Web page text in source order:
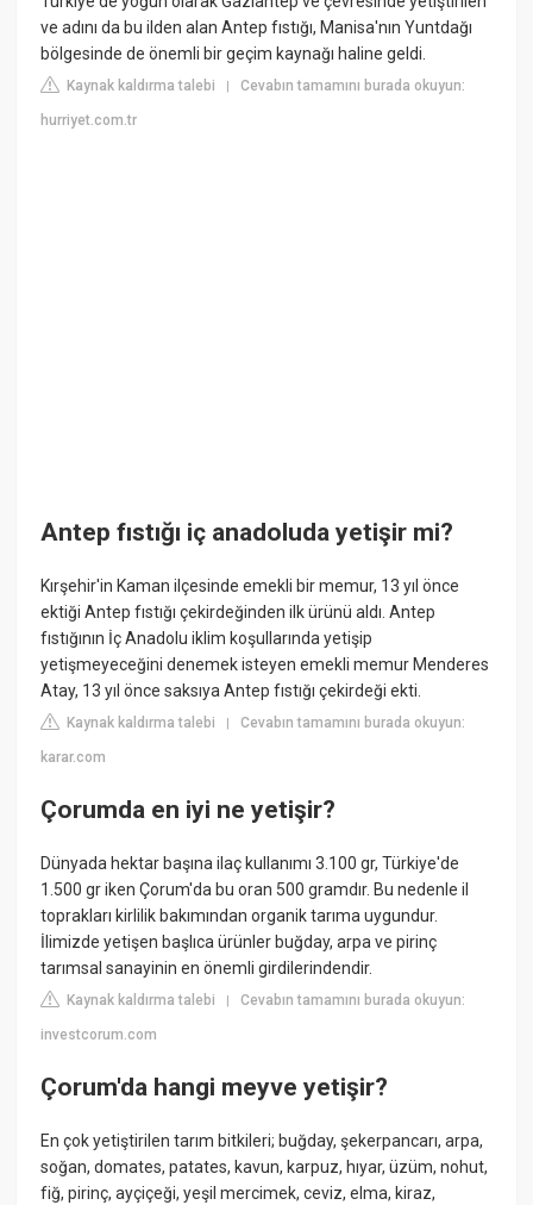
ve adını da bu ilden alan Antep fıstığı, Manisa'nın Yuntdağı
bölgesinde de önemli bir geçim kaynağı haline geldi.
Kaynak kaldırma talebi |Cevabın tamamını burada okuyun:
hurriyet.com.tr
Antep fıstığı iç anadoluda yetişir mi?
Kırşehir'in Kaman ilçesinde emekli bir memur, 13 yıl önce
ektiği Antep fıstığı çekirdeğinden ilk ürünü aldı. Antep
fıstığının İç Anadolu iklim koşullarında yetişip
yetişmeyeceğini denemek isteyen emekli memur Menderes
Atay, 13 yıl önce saksıya Antep fıstığı çekirdeği ekti.
Kaynak kaldırma talebi |Cevabın tamamını burada okuyun:
karar.com
Çorumda en iyi ne yetişir?
Dünyada hektar başına ilaç kullanımı 3.100 gr, Türkiye'de
1.500 gr iken Çorum'da bu oran 500 gramdır. Bu nedenle il
toprakları kirlilik bakımından organik tarıma uygundur.
İlimizde yetişen başlıca ürünler buğday, arpa ve pirinç
tarımsal sanayinin en önemli girdilerindendir.
Kaynak kaldırma talebi |Cevabın tamamını burada okuyun:
investcorum.com
Çorum'da hangi meyve yetişir?
En çok yetiştirilen tarım bitkileri; buğday, şekerpancarı, arpa,
soğan, domates, patates, kavun, karpuz, hıyar, üzüm, nohut,
fiğ, pirinç, ayçiçeği, yeşil mercimek, ceviz, elma, kiraz,